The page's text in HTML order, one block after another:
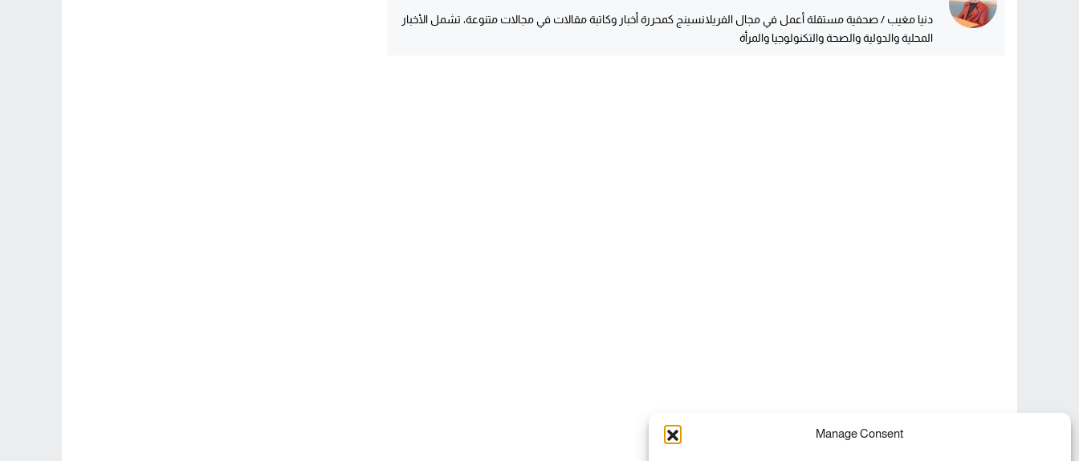
Manage Consent
دنيا مغيب / صحفية مستقلة أعمل في مجال الفريلانسينج كمحررة أخبار وكاتبة مقالات في مجالات متنوعة، تشمل الأخبار
المحلية والدولية والصحة والتكنولوجيا والمرأة